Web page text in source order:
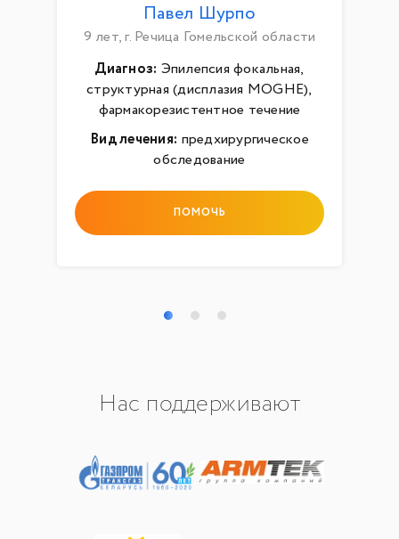
Павел Шурпо
9 лет, г. Речица Гомельской области
Диагноз: Эпилепсия фокальная,
структурная (дисплазия MOGHE),
фармакорезистентное течение
Вид лечения: предхирургическое
обследование
ПОМОЧЬ
Нас поддерживают